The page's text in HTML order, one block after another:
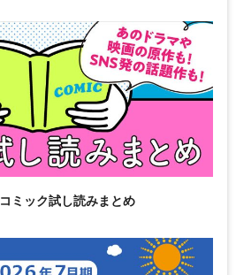
コミック試し読みまとめ